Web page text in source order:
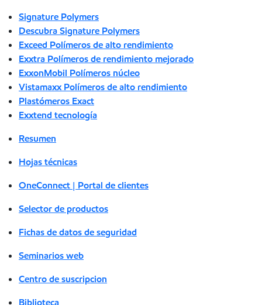
Signature Polymers
Descubra Signature Polymers
Exceed Polímeros de alto rendimiento
Exxtra Polímeros de rendimiento mejorado
ExxonMobil Polímeros núcleo
Vistamaxx Polímeros de alto rendimiento
Plastómeros Exact
Exxtend tecnología
Resumen
Hojas técnicas
OneConnect | Portal de clientes
Selector de productos
Fichas de datos de seguridad
Seminarios web
Centro de suscripcion
Biblioteca